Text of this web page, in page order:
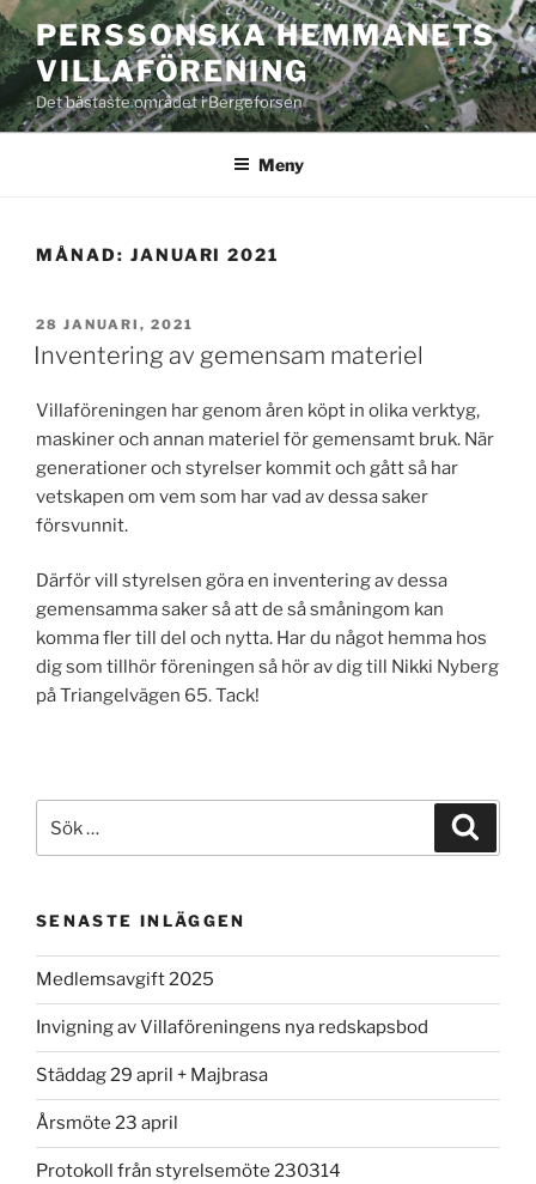
Hoppa
till
innehåll
PERSSONSKA HEMMANETS
VILLAFÖRENING
Det bästaste området i Bergeforsen
Meny
MÅNAD: JANUARI 2021
PUBLICERAT
28 JANUARI, 2021
Inventering av gemensam materiel
Villaföreningen har genom åren köpt in olika verktyg,
maskiner och annan materiel för gemensamt bruk. När
generationer och styrelser kommit och gått så har
vetskapen om vem som har vad av dessa saker
försvunnit.
Därför vill styrelsen göra en inventering av dessa
gemensamma saker så att de så småningom kan
komma fler till del och nytta. Har du något hemma hos
dig som tillhör föreningen så hör av dig till Nikki Nyberg
på Triangelvägen 65. Tack!
efter:
SENASTE INLÄGGEN
Medlemsavgift 2025
Invigning av Villaföreningens nya redskapsbod
Städdag 29 april + Majbrasa
Årsmöte 23 april
Protokoll från styrelsemöte 230314